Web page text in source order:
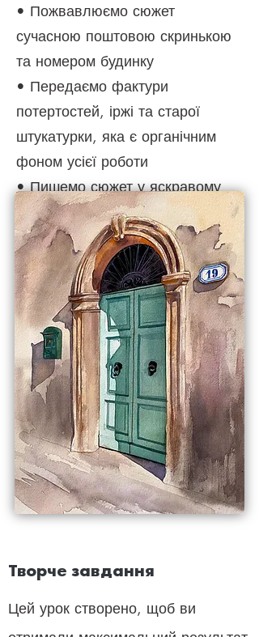
• Пожвавлюємо сюжет
сучасною поштовою скринькою
та номером будинку
• Передаємо фактури
потертостей, іржі та старої
штукатурки, яка є органічним
фоном усієї роботи
• Пишемо сюжету яскравому
освітленні з контрастними
тінями
Творче завдання
Цей урок створено, щоб ви